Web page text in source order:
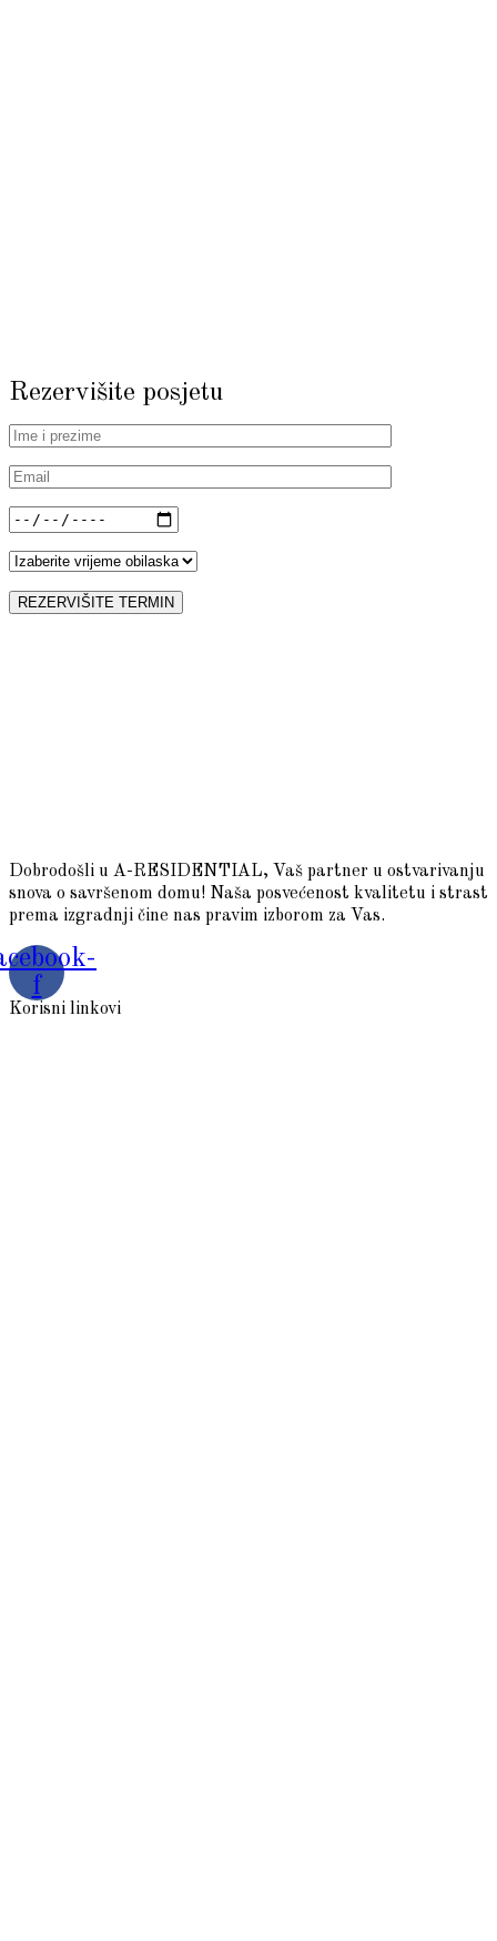
Rezervišite posjetu
Dobrodošli u A-RESIDENTIAL, Vaš partner u ostvarivanju
snova o savršenom domu! Naša posvećenost kvalitetu i strast
prema izgradnji čine nas pravim izborom za Vas.
f
Korisni linkovi